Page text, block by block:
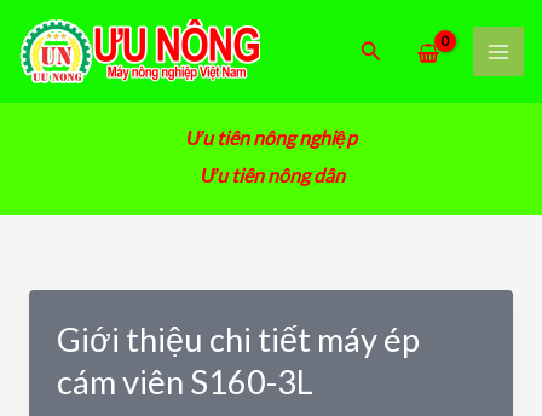
tới
nội
dung
Tìm
Ưu tiên nông nghiệp
Ưu tiên nông dân
Giới thiệu chi tiết máy ép
cám viên S160-3L